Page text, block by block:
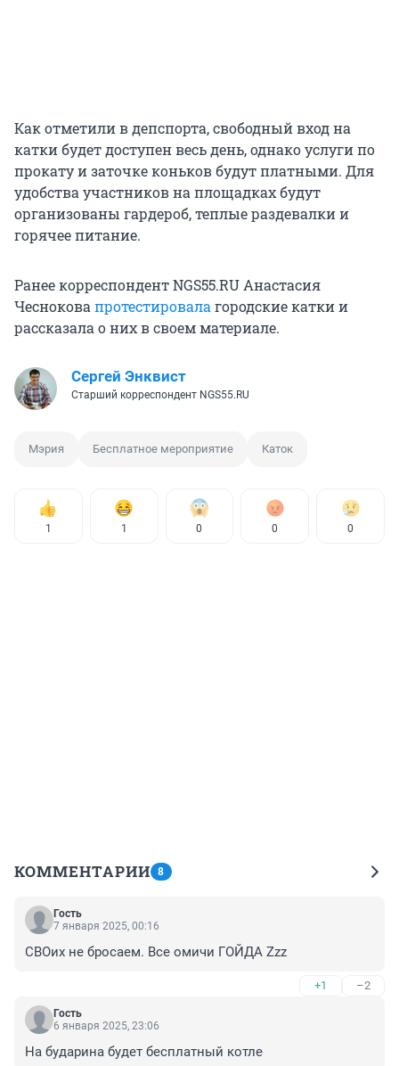
Как отметили в депспорта, свободный вход на
катки будет доступен весь день, однако услуги по
прокату и заточке коньков будут платными. Для
удобства участников на площадках будут
организованы гардероб, теплые раздевалки и
горячее питание.
Ранее корреспондент NGS55.RU Анастасия
Чесноковапротестировалагородские катки и
рассказала о них в своем материале.
Сергей Энквист
Старший корреспондент NGS55.RU
Мэрия Бесплатное мероприятие Каток
1 1 0 0 0
КОММЕНТАРИИ 8
Гость
7 января 2025, 00:16
СВОих не бросаем. Все омичи ГОЙДА Zzz
+1 –2
Гость
6 января 2025, 23:06
На бударина будет бесплатный котле